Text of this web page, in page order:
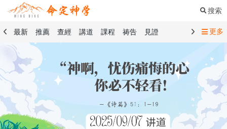
搜索
最新 推薦 查經 講道 課程 祷告
見證
命定音樂
禱告精選
查經精選 講道精選
課程精選
見證精選
101課程 創世記 馬太福音
傳道書
洗禮禮文
01 創世記
02 出埃及記
03 利未記
04 民數記 05 申命記
06 約書亞記
07 士師記
08 路得記
09 撒母耳記上
更多